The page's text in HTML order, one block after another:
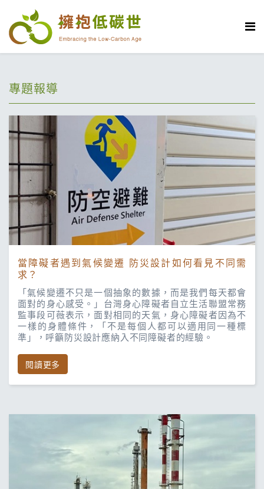
專題報導
當障礙者遇到氣候變遷 防災設計如何看見不同需
求？
「氣候變遷不只是一個抽象的數據，而是我們每天都會
面對的身心感受。」台灣身心障礙者自立生活聯盟常務
監事段可薇表示，面對相同的天氣，身心障礙者因為不
一樣的身體條件，「不是每個人都可以適用同一種標
準」，呼籲防災設計應納入不同障礙者的經驗。
閱讀更多